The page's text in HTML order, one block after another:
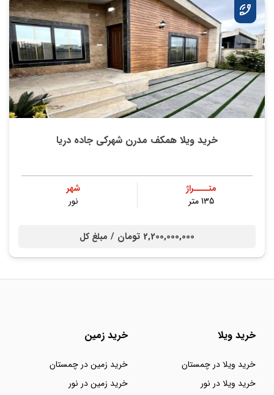
خرید ویلا همکف مدرن شهرکی جاده دریا
متــــراژ
135 متر
شهر
نور
2,200,000,000 تومان / مبلغ کل
خرید ویلا
خرید ویلا در چمستان
خرید ویلا در نور
خرید زمین
خرید زمین در چمستان
خرید زمین در نور